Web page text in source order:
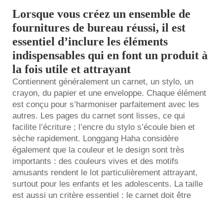
Lorsque vous créez un ensemble de
fournitures de bureau réussi, il est
essentiel d’inclure les éléments
indispensables qui en font un produit à
la fois utile et attrayant
Contiennent généralement un carnet, un stylo, un
crayon, du papier et une enveloppe. Chaque élément
est conçu pour s’harmoniser parfaitement avec les
autres. Les pages du carnet sont lisses, ce qui
facilite l’écriture ; l’encre du stylo s’écoule bien et
sèche rapidement. Longgang Haha considère
également que la couleur et le design sont très
importants : des couleurs vives et des motifs
amusants rendent le lot particulièrement attrayant,
surtout pour les enfants et les adolescents. La taille
est aussi un critère essentiel : le carnet doit être